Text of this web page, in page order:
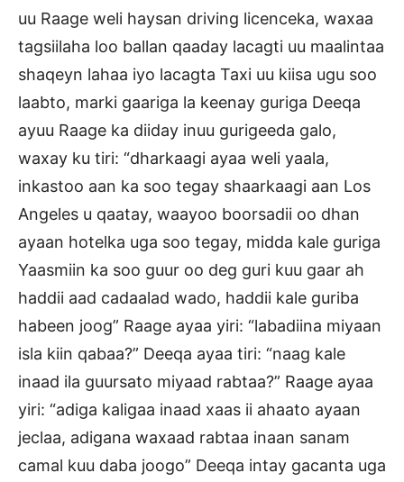
uu Raage weli haysan driving licenceka, waxaa
tagsiilaha loo ballan qaaday lacagti uu maalintaa
shaqeyn lahaa iyo lacagta Taxi uu kiisa ugu soo
laabto, marki gaariga la keenay guriga Deeqa
ayuu Raage ka diiday inuu gurigeeda galo,
waxay ku tiri: “dharkaagi ayaa weli yaala,
inkastoo aan ka soo tegay shaarkaagi aan Los
Angeles u qaatay, waayoo boorsadii oo dhan
ayaan hotelka uga soo tegay, midda kale guriga
Yaasmiin ka soo guur oo deg guri kuu gaar ah
haddii aad cadaalad wado, haddii kale guriba
habeen joog” Raage ayaa yiri: “labadiina miyaan
isla kiin qabaa?” Deeqa ayaa tiri: “naag kale
inaad ila guursato miyaad rabtaa?” Raage ayaa
yiri: “adiga kaligaa inaad xaas ii ahaato ayaan
jeclaa, adigana waxaad rabtaa inaan sanam
camal kuu daba joogo” Deeqa intay gacanta uga